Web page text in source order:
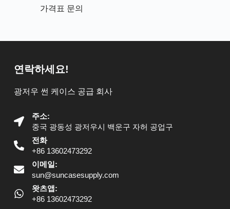
가격표 문의
연락하세요!
광저우 썬 케이스 공급 회사
주소:
중국 광동성 광저우시 백운구 자허 공업구
전화
+86 13602473292
이메일:
sun@suncasesupply.com
왓츠앱:
+86 13602473292